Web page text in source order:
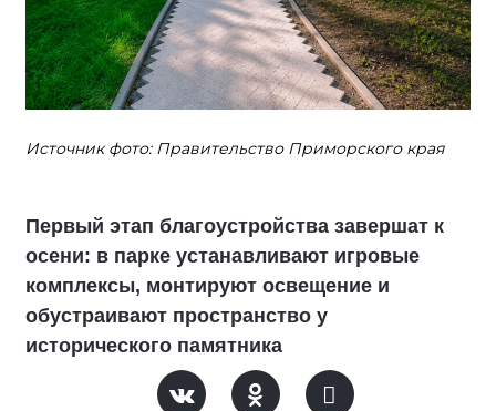
Источник фото: Правительство Приморского края
Первый этап благоустройства завершат к
осени: в парке устанавливают игровые
комплексы, монтируют освещение и
обустраивают пространство у
исторического памятника